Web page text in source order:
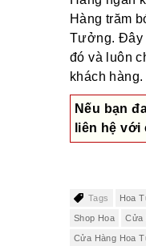
Hàng trăm
Tưởng. Đây
đó và luôn
khách
Nếu bạn
liên hệ
Tags Hoa
Shop Hoa Cửa
Cửa Hàng Hoa